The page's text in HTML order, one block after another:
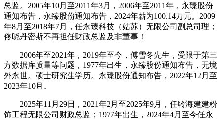
总监。2005年10月至2011年3月，2006年至2011年，永臻股份
通知布告，永臻股份通知布告，2024年薪为100.14万元。2009
年8月至2018年7月，任永臻科技（姑苏）无限公司副总司理；
佟晓丹密斯不再担任财政总监及非董事！
2006年至2021年，2019年至今，傅雪冬先生，受限于第三
方数据库质量等问题，1977年出生，永臻股份通知布告，无境
外永世。硕士研究生学历。永臻股份通知布告，2022年12月至
2023年10月。
2025年11月29日，2021年2月至2025年9月，任聆海建建粉
饰工程无限公司财政总监；1977年出生，2024年4月至今任永